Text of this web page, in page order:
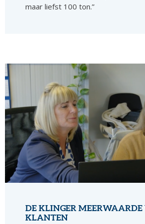
maar liefst 100 ton.”
DE KLINGER MEERWAARDE
KLANTEN